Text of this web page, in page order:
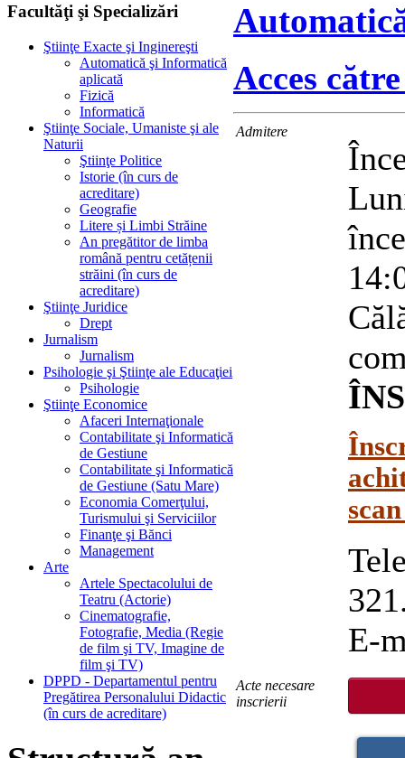
Acces
Admitere
E-
Acte necesare
inscrierii
Facultăţi şi Specializări
Ştiinţe Exacte şi Inginereşti
Automatică şi Informatică
aplicată
Fizică
Informatică
Ştiinţe Sociale, Umaniste şi ale
Naturii
Ştiinţe Politice
Istorie (în curs de
acreditare)
Geografie
Litere și Limbi Străine
An pregătitor de limba
română pentru cetățenii
străini (în curs de
acreditare)
Ştiinţe Juridice
Drept
Jurnalism
Jurnalism
Psihologie şi Ştiinţe ale Educaţiei
Psihologie
Ştiinţe Economice
Afaceri Internaţionale
Contabilitate şi Informatică
de Gestiune
Contabilitate şi Informatică
de Gestiune (Satu Mare)
Economia Comerţului,
Turismului şi Serviciilor
Finanţe şi Bănci
Management
Arte
Artele Spectacolului de
Teatru (Actorie)
Cinematografie,
Fotografie, Media (Regie
de film şi TV, Imagine de
film şi TV)
DPPD - Departamentul pentru
Pregătirea Personalului Didactic
(în curs de acreditare)